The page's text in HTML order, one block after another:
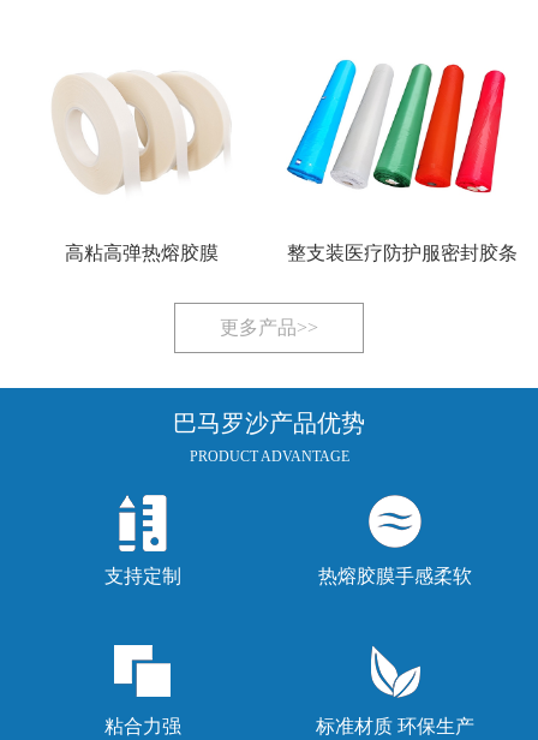
高粘高弹热熔胶膜 整支装医疗防护服密封胶条
更多产品>>
巴马罗沙产品优势
PRODUCT ADVANTAGE
支持定制 热熔胶膜手感柔软
粘合力强 标准材质 环保生产